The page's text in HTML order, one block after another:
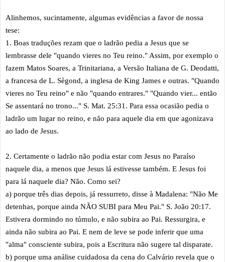
Alinhemos, sucintamente, algumas evidências a favor de nossa
tese:
1. Boas traduções rezam que o ladrão pedia a Jesus que se
lembrasse dele "quando vieres no Teu reino." Assim, por exemplo o
fazem Matos Soares, a Trinitariana, a Versão Italiana de G. Deodatti,
a francesa de L. Sègond, a inglesa de King James e outras. "Quando
vieres no Teu reino" e não "quando entrares." "Quando vier... então
Se assentará no trono..." S. Mat. 25:31. Para essa ocasião pedia o
ladrão um lugar no reino, e não para aquele dia em que agonizava
ao lado de Jesus.
2. Certamente o ladrão não podia estar com Jesus no Paraíso
naquele dia, a menos que Jesus lá estivesse também. E Jesus foi
para lá naquele dia? Não. Como sei?
a) porque três dias depois, já ressurreto, disse à Madalena: "Não Me
detenhas, porque ainda NÃO SUBI para Meu Pai." S. João 20:17.
Estivera dormindo no túmulo, e não subira ao Pai. Ressurgira, e
ainda não subira ao Pai. E nem de leve se pode inferir que uma
"alma" consciente subira, pois a Escritura não sugere tal disparate.
b) porque uma análise cuidadosa da cena do Calvário revela que o